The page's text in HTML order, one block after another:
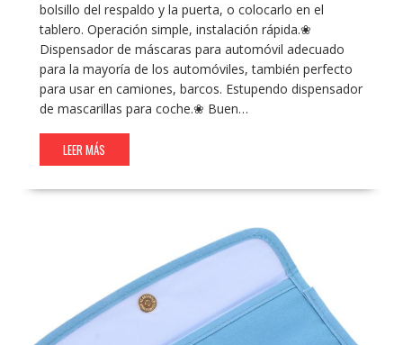
bolsillo del respaldo y la puerta, o colocarlo en el
tablero. Operación simple, instalación rápida.❀
Dispensador de máscaras para automóvil adecuado
para la mayoría de los automóviles, también perfecto
para usar en camiones, barcos. Estupendo dispensador
de mascarillas para coche.❀ Buen…
LEER MÁS